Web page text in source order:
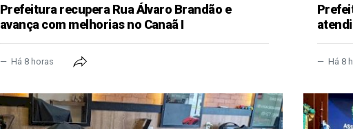
Prefeitura recupera Rua Álvaro Brandão e
avança com melhorias no Canaã I
Há 8 horas Há 8